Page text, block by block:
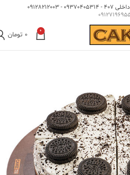
0
0 تومان